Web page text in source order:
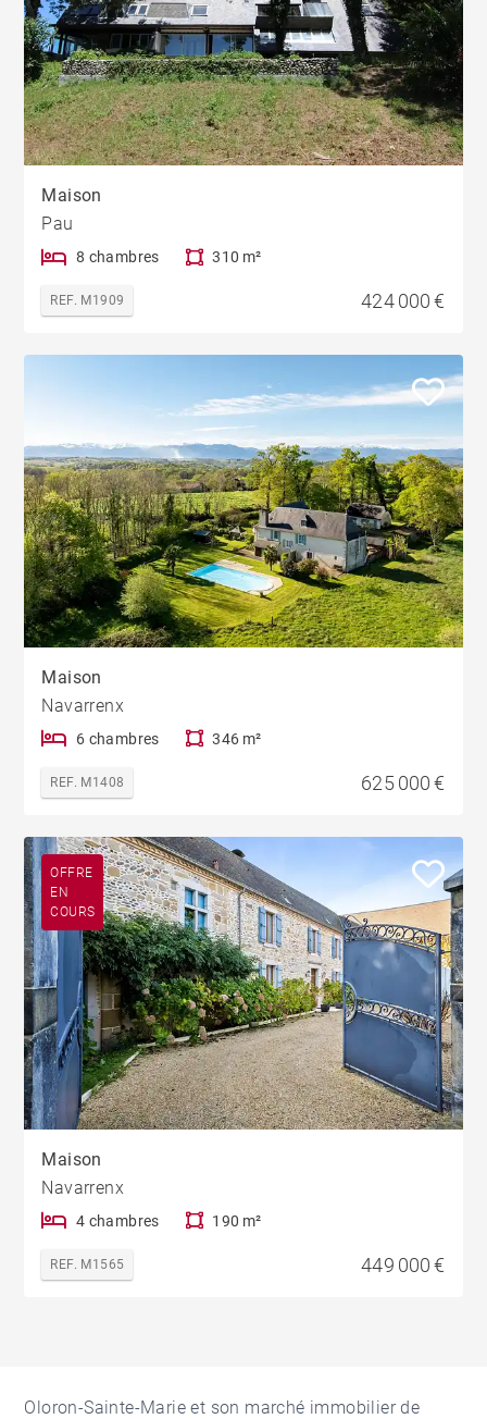
Maison
Pau
8 chambres 310 m²
REF. M1909 424 000 €
Maison
Navarrenx
6 chambres 346 m²
REF. M1408 625 000 €
OFFRE
EN
COURS
Maison
Navarrenx
4 chambres 190 m²
REF. M1565 449 000 €
Oloron-Sainte-Marie et son marché immobilier de